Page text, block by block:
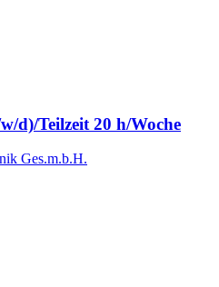
d)/Teilzeit 20 h/Woche
Ges.m.b.H.